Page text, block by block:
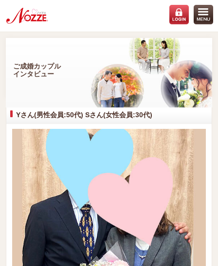
ご成婚カップル
インタビュー
Yさん(男性会員:50代) Sさん(女性会員:30代)